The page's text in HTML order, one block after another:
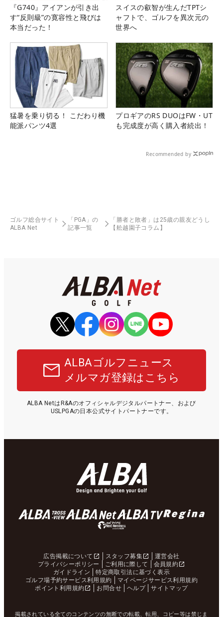
『G740』アイアンが引き出
す“反則級”の寛容性と飛びは
本当だった！
スイスの叡智が生んだTPTシ
ャフトで、ゴルフを異次元の
世界へ
猛暑を乗り切る！ こだわり機
能派パンツ4選
プロギアのRS DUOはFW・UT
も完成度が高く購入者続出！
Recommended by
ゴルフ総合サイト
ALBA Net
「PGA」の
記事一覧
「勝者と敗者」は25歳の親友どうし
【舩越園子コラム】
ALBAゴルフニュース
メルマガ登録はこちら
ALBA NetはR&Aのオフィシャルデジタルパートナー、および
USLPGAの日本公式サイトパートナーです。
広告掲載について スタッフ募集
運営会社
プライバシーポリシー
ご利用に際して
会員規約
ガイドライン
特定商取引法に基づく表示
ゴルフ場予約サービス利用規約
マイページサービス利用規約
ポイント利用規約
お問合せ ヘルプ サイトマップ
掲載されている全てのコンテンツの無断での転載、転用、コピー等は禁じま